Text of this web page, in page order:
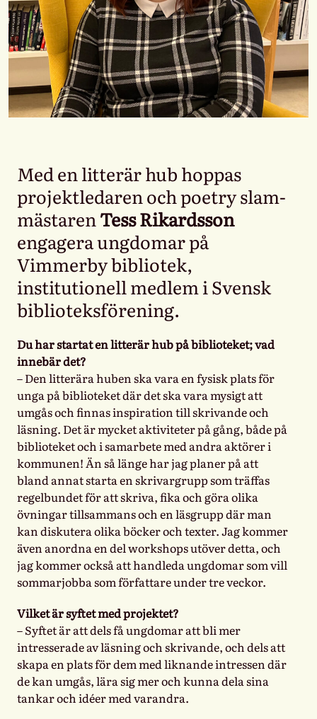
Med en litterär hub hoppas
projektledaren och poetry slam-
mästarenTess Rikardsson
engagera ungdomar på
Vimmerby bibliotek,
institutionell medlem i Svensk
biblioteksförening.
Du har startat en litterär hub på biblioteket; vad
innebär det?
– Den litterära huben ska vara en fysisk plats för
unga på biblioteket där det ska vara mysigt att
umgås och finnas inspiration till skrivande och
läsning. Det är mycket aktiviteter på gång, både på
biblioteket och i samarbete med andra aktörer i
kommunen! Än så länge har jag planer på att
bland annat starta en skrivargrupp som träffas
regelbundet för att skriva, fika och göra olika
övningar tillsammans och en läsgrupp där man
kan diskutera olika böcker och texter. Jag kommer
även anordna en del workshops utöver detta, och
jag kommer också att handleda ungdomar som vill
sommarjobba som författare under tre veckor.
Vilket är syftet med projektet?
– Syftet är att dels få ungdomar att bli mer
intresserade av läsning och skrivande, och dels att
skapa en plats för dem med liknande intressen där
de kan umgås, lära sig mer och kunna dela sina
tankar och idéer med varandra.